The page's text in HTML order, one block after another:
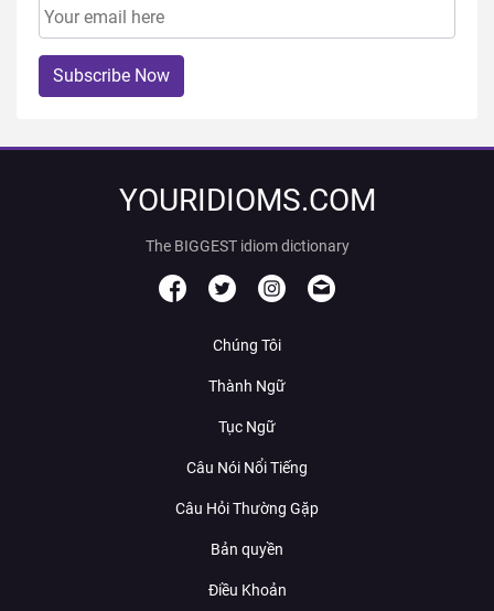
Subscribe Now
YOURIDIOMS.COM
The BIGGEST idiom dictionary
Chúng Tôi
Thành Ngữ
Tục Ngữ
Câu Nói Nổi Tiếng
Câu Hỏi Thường Gặp
Bản quyền
Điều Khoản